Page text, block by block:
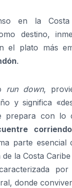
en la
destino,
el plato más
.
run down,
y significa
prepara con lo
parte esencial
la Costa
por
donde